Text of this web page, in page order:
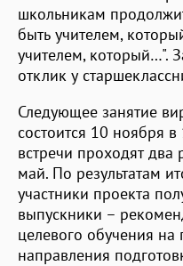
школьникам
быть учителем,
учителем, который…".
отклик у
Следующее занятие
состоится 10 ноября
встречи проходят два
май. По результатам
участники проекта
выпускники –
целевого обучения на
направления